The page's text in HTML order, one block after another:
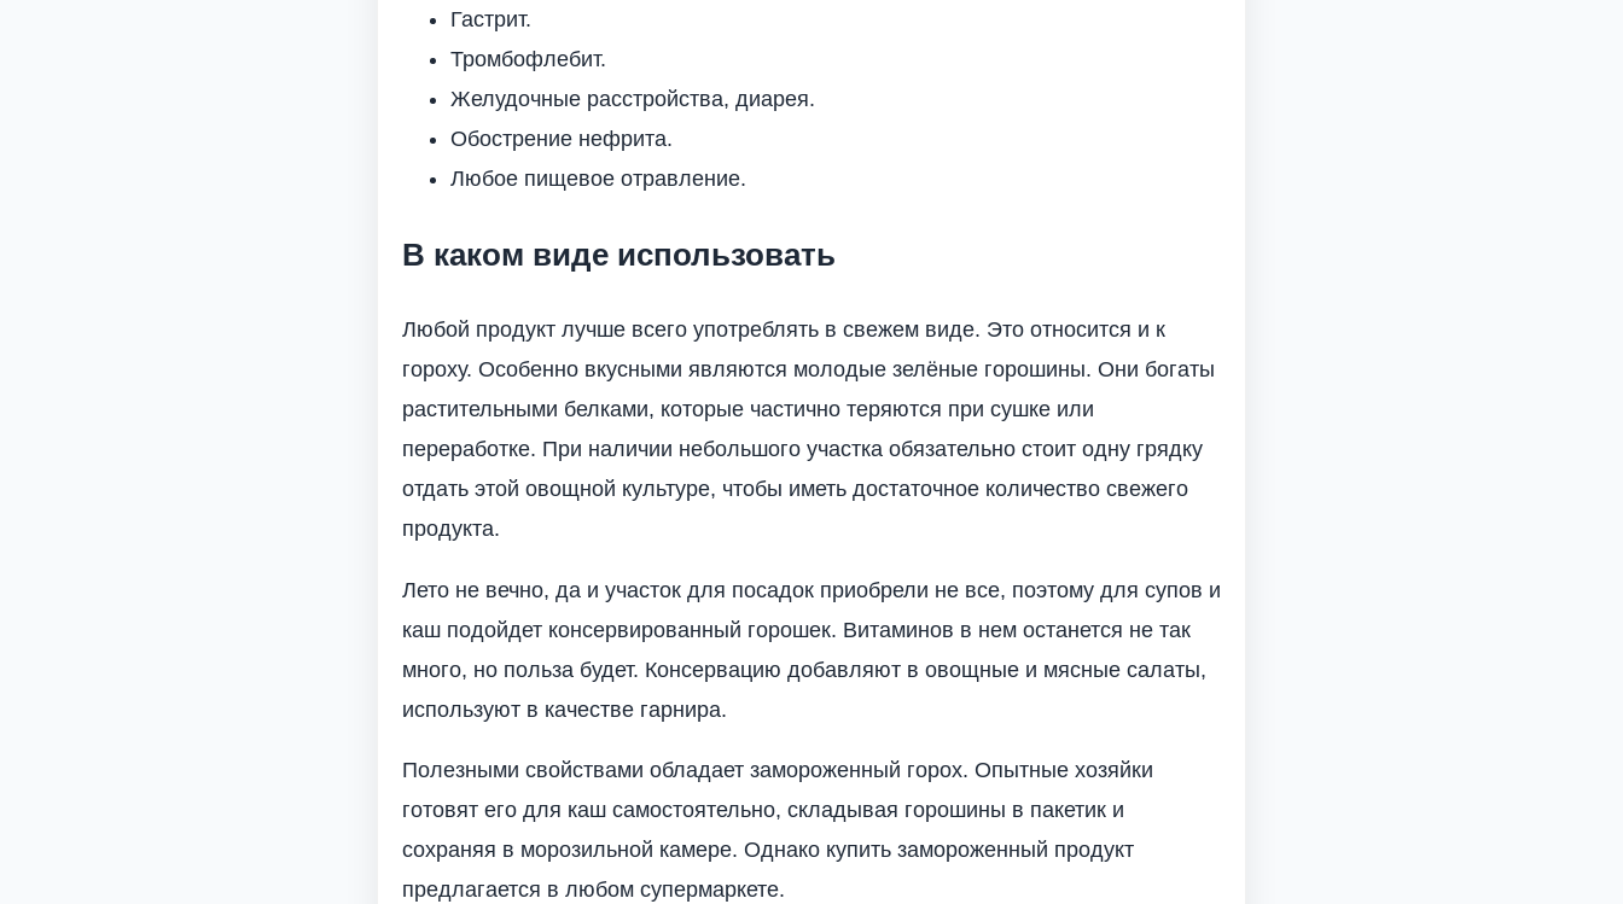
Гастрит.
Тромбофлебит.
Желудочные расстройства, диарея.
Обострение нефрита.
Любое пищевое отравление.
В каком виде использовать
Любой продукт лучше всего употреблять в свежем виде. Это относится и к
гороху. Особенно вкусными являются молодые зелёные горошины. Они богаты
растительными белками, которые частично теряются при сушке или
переработке. При наличии небольшого участка обязательно стоит одну грядку
отдать этой овощной культуре, чтобы иметь достаточное количество свежего
продукта.
Лето не вечно, да и участок для посадок приобрели не все, поэтому для супов и
каш подойдет консервированный горошек. Витаминов в нем останется не так
много, но польза будет. Консервацию добавляют в овощные и мясные салаты,
используют в качестве гарнира.
Полезными свойствами обладает замороженный горох. Опытные хозяйки
готовят его для каш самостоятельно, складывая горошины в пакетик и
сохраняя в морозильной камере. Однако купить замороженный продукт
предлагается в любом супермаркете.